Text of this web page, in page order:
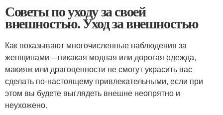
Советы по уходу за своей
внешностью. Уход за внешностью
Как показывают многочисленные наблюдения за
женщинами – никакая модная или дорогая одежда,
макияж или драгоценности не смогут украсить вас
сделать по-настоящему привлекательными, если при
этом вы будете выглядеть внешне неопрятно и
неухожено.